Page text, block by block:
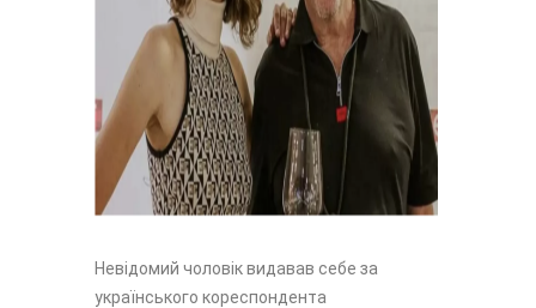
Невідомий чоловік видавав себе за
українського кореспондента